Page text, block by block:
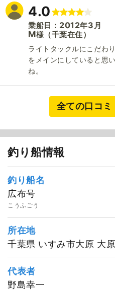
4.0
乗船日： 2012年3 月
M様 （千葉在住）
ライトタックルにこだわ
をメインにしていると思
ね。
全ての口コ
釣り船情報
釣り船名
広布号
こうふごう
所在地
千葉県 いすみ市大原 大
代表者
野島幸一